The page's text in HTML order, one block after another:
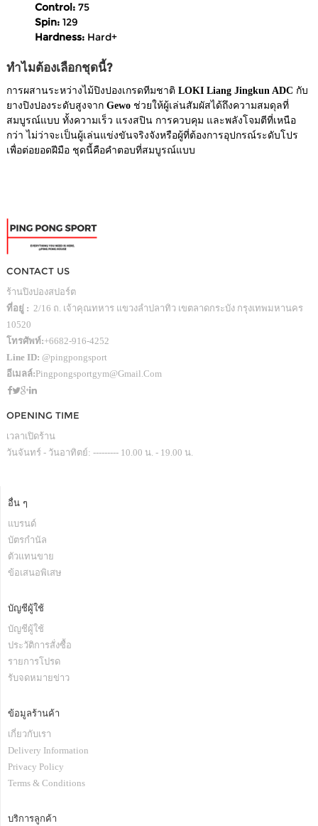
Control: 75
Spin: 129
Hardness: Hard+
ทำไมต้องเลือกชุดนี้?
การผสานระหว่างไม้ปิงปองเกรดทีมชาติ LOKI Liang Jingkun ADC กับ
ยางปิงปองระดับสูงจาก Gewo ช่วยให้ผู้เล่นสัมผัสได้ถึงความสมดุลที่
สมบูรณ์แบบ ทั้งความเร็ว แรงสปิน การควบคุม และพลังโจมตีที่เหนือ
กว่า ไม่ว่าจะเป็นผู้เล่นแข่งขันจริงจังหรือผู้ที่ต้องการอุปกรณ์ระดับโปร
เพื่อต่อยอดฝีมือ ชุดนี้คือคำตอบที่สมบูรณ์แบบ
CONTACT US
ร้านปิงปองสปอร์ต
ที่อยู่ : 2/16 ถ. เจ้าคุณทหาร แขวงลำปลาทิว เขตลาดกระบัง กรุงเทพมหานคร
10520
โทรศัพท์:+6682-916-4252
Line ID: @pingpongsport
อีเมลล์:Pingpongsportgym@gmail.com
OPENING TIME
เวลาเปิดร้าน
วันจันทร์ - วันอาทิตย์: --------- 10.00 น. - 19.00 น.
อื่น ๆ
แบรนด์
บัตรกำนัล
ตัวแทนขาย
ข้อเสนอพิเสษ
บัญชีผู้ใช้
บัญชีผู้ใช้
ประวัติการสั่งซื้อ
รายการโปรด
รับจดหมายข่าว
ข้อมูลร้านค้า
เกี่ยวกับเรา
Delivery Information
Privacy Policy
Terms & Conditions
บริการลูกค้า